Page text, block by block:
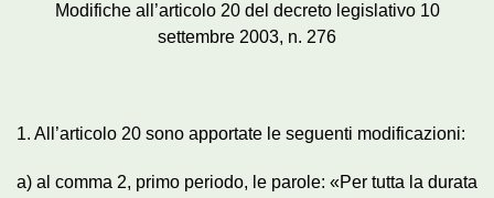
Modifiche all’articolo 20 del decreto legislativo 10
settembre 2003, n. 276
1. All’articolo 20 sono apportate le seguenti modificazioni:
a) al comma 2, primo periodo, le parole: «Per tutta la durata